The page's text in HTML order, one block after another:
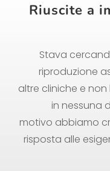
Riuscite a
Stava
riproduzione
altre cliniche e
in nessuna
motivo abbiamo
risposta alle